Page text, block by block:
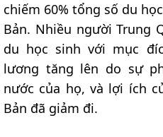
chiếm 60% tổng số du
Bản. Nhiều người Trung
du học sinh với mục
lương tăng lên do sự
nước của họ, và lợi ích
Bản đã giảm đi.